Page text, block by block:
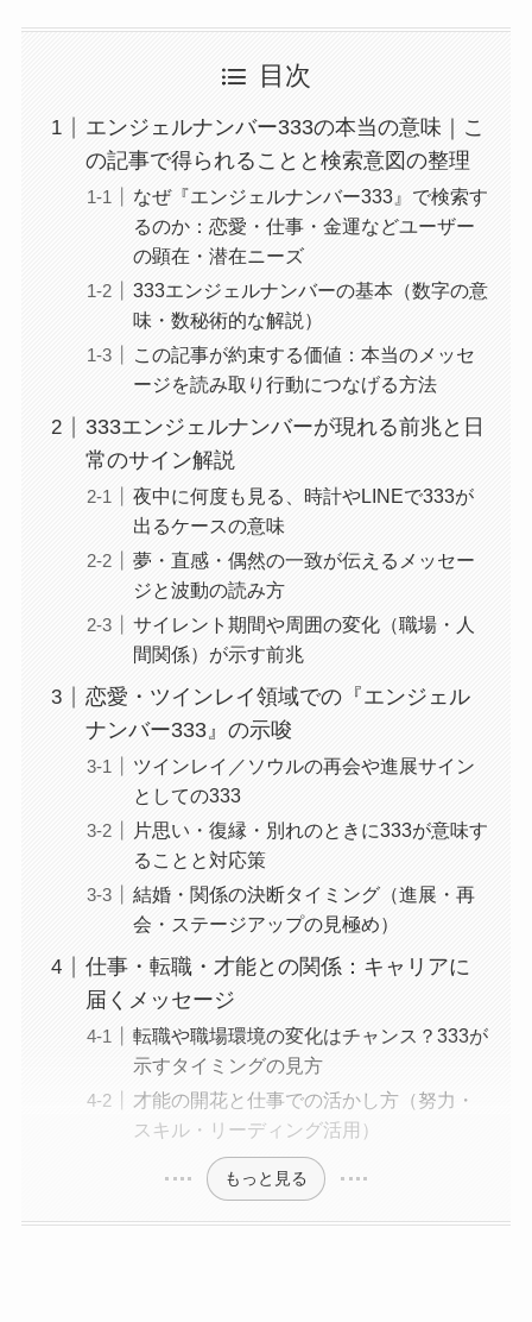
目次
エンジェルナンバー333の本当の意味｜こ
の記事で得られることと検索意図の整理
なぜ『エンジェルナンバー333』で検索す
るのか：恋愛・仕事・金運などユーザー
の顕在・潜在ニーズ
333エンジェルナンバーの基本（数字の意
味・数秘術的な解説）
この記事が約束する価値：本当のメッセ
ージを読み取り行動につなげる方法
333エンジェルナンバーが現れる前兆と日
常のサイン解説
夜中に何度も見る、時計やLINEで333が
出るケースの意味
夢・直感・偶然の一致が伝えるメッセー
ジと波動の読み方
サイレント期間や周囲の変化（職場・人
間関係）が示す前兆
恋愛・ツインレイ領域での『エンジェル
ナンバー333』の示唆
ツインレイ／ソウルの再会や進展サイン
としての333
片思い・復縁・別れのときに333が意味す
ることと対応策
結婚・関係の決断タイミング（進展・再
会・ステージアップの見極め）
仕事・転職・才能との関係：キャリアに
届くメッセージ
転職や職場環境の変化はチャンス？333が
示すタイミングの見方
才能の開花と仕事での活かし方（努力・
スキル・リーディング活用）
もっと見る